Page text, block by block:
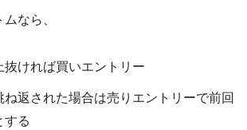
なら、
抜ければ買いエントリー
ね返された場合は売りエントリーで前回
する